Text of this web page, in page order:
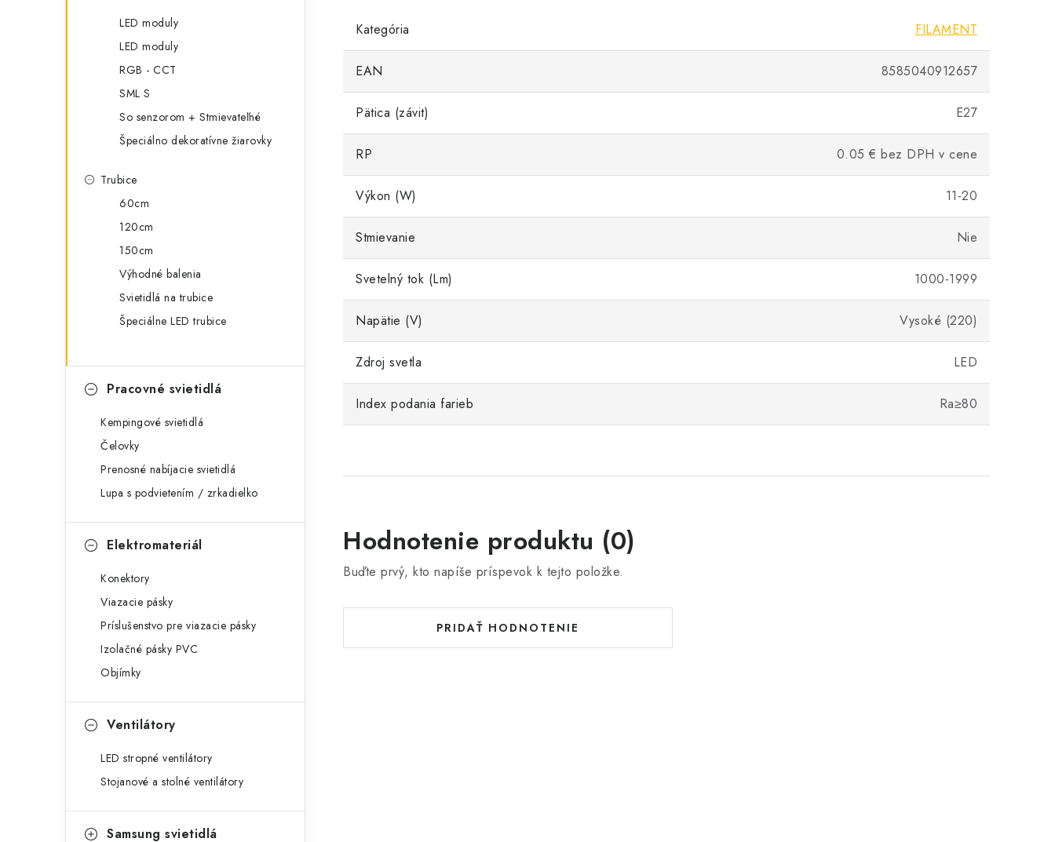
LED moduly
LED moduly
RGB - CCT
SML S
So senzorom + Stmievateľné
Špeciálno dekoratívne žiarovky
Trubice
60cm
120cm
150cm
Výhodné balenia
Svietidlá na trubice
Špeciálne LED trubice
Pracovné svietidlá
Kempingové svietidlá
Čelovky
Prenosné nabíjacie svietidlá
Lupa s podvietením / zrkadielko
Elektromateriál
Konektory
Viazacie pásky
Príslušenstvo pre viazacie pásky
Izolačné pásky PVC
Objímky
Ventilátory
LED stropné ventilátory
Stojanové a stolné ventilátory
Samsung svietidlá
Kategória FILAMENT
EAN 8585040912657
Pätica (závit) E27
RP 0.05 € bez DPH v cene
Výkon (W) 11-20
Stmievanie Nie
Svetelný tok (Lm) 1000-1999
Napätie (V) Vysoké (220)
Zdroj svetla LED
Index podania farieb Ra≥80
Hodnotenie produktu (0)
Buďte prvý, kto napíše príspevok k tejto položke.
PRIDAŤ HODNOTENIE